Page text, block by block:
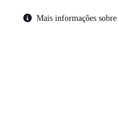
Mais informações sobre